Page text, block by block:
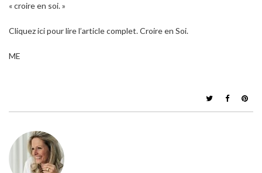
« croire en soi. »
Cliquez ici pour lire l’article complet. Croire en Soi.
ME